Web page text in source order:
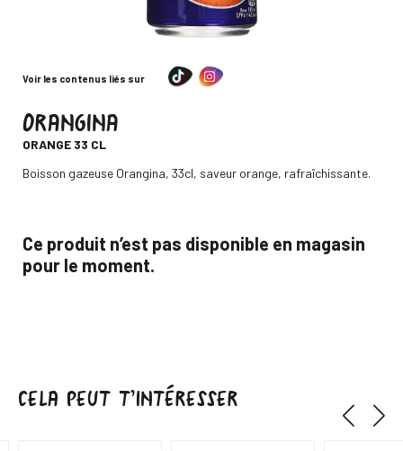
Voir les contenus liés sur
ORANGINA
ORANGE 33 CL
Descripción
Boisson gazeuse Orangina, 33cl, saveur orange, rafraîchissante.
Ce produit n’est pas disponible en magasin
pour le moment.
CELA PEUT T’INTÉRESSER